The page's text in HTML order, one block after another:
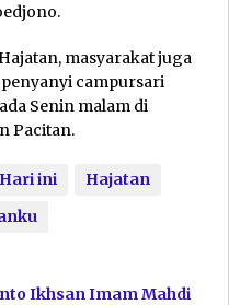
masyarakat juga
campursari
Senin malam di
Pacitan.
ini
Hajatan
Ikhsan Imam Mahdi